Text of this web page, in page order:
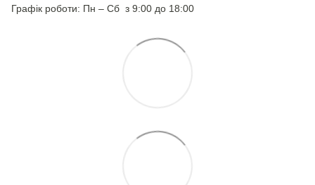
Графік роботи: Пн – Сб з 9:00 до 18:00